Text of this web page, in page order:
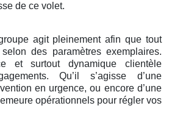
de ce volet.
agit pleinement afin que tout
des paramètres exemplaires.
et surtout dynamique clientèle
Qu’il s’agisse d’une
en urgence, ou encore d’une
opérationnels pour régler vos